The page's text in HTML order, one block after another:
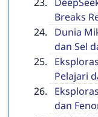
Breaks
Dunia
dan Sel
Pelajari
dan